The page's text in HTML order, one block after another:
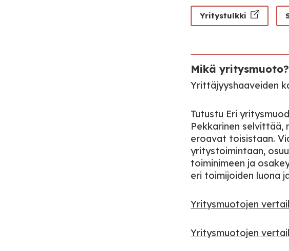
Yritystulkki
Mikä yritysmuoto?
Yrittäjyyshaaveiden
Tutustu Eri
Pekkarinen selvittää,
eroavat toisistaan.
yritystoimintaan,
toiminimeen ja
eri toimijoiden luona
Yritysmuotojen
Yritysmuotojen